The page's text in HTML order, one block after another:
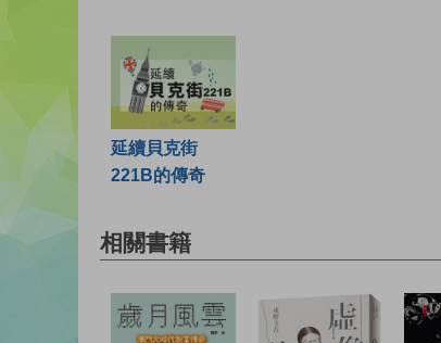
延續貝克街
221B的傳奇
相關書籍